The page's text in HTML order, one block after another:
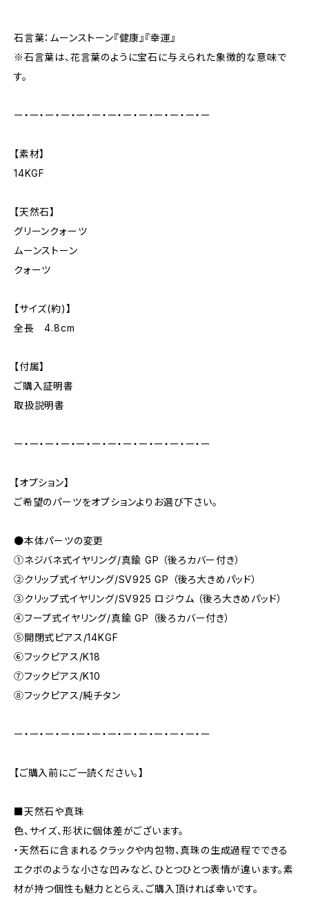
石言葉：ムーンストーン『健康』『幸運』
※石言葉は、花言葉のように宝石に与えられた象徴的な意味で
す。
ー・ー・ー・ー・ー・ー・ー・ー・ー・ー・ー・ー・ー
【素材】
14KGF
【天然石】
グリーンクォーツ
ムーンストーン
クォーツ
【サイズ(約)】
全長 4.8cm
【付属】
ご購入証明書
取扱説明書
ー・ー・ー・ー・ー・ー・ー・ー・ー・ー・ー・ー・ー
【オプション】
ご希望のパーツをオプションよりお選び下さい。
●本体パーツの変更
①ネジバネ式イヤリング/真鍮 GP （後ろカバー付き）
②クリップ式イヤリング/SV925 GP （後ろ大きめパッド）
③クリップ式イヤリング/SV925 ロジウム （後ろ大きめパッド）
④フープ式イヤリング/真鍮 GP （後ろカバー付き）
⑤開閉式ピアス/14KGF
⑥フックピアス/K18
⑦フックピアス/K10
⑧フックピアス/純チタン
ー・ー・ー・ー・ー・ー・ー・ー・ー・ー・ー・ー・ー
【ご購入前にご一読ください。】
■天然石や真珠
色、サイズ、形状に個体差がございます。
・天然石に含まれるクラックや内包物、真珠の生成過程でできる
エクボのような小さな凹みなど、ひとつひとつ表情が違います。素
材が持つ個性も魅力ととらえ、ご購入頂ければ幸いです。